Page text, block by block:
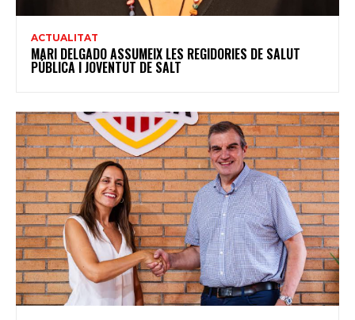
ACTUALITAT
MARI DELGADO ASSUMEIX LES REGIDORIES DE SALUT
PÚBLICA I JOVENTUT DE SALT